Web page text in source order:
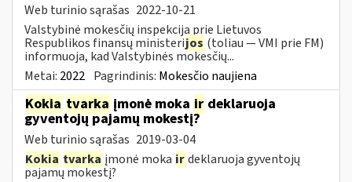
Web turinio sąrašas 2022-10-21
Valstybinė mokesčių inspekcija prie Lietuvos
Respublikos finansų ministerijos (toliau ― VMI prie FM)
informuoja, kad Valstybinės mokesčių...
Metai: 2022 Pagrindinis: Mokesčio naujiena
Kokia tvarka įmonė moka ir deklaruoja
gyventojų pajamų mokestį?
Web turinio sąrašas 2019-03-04
Kokia tvarka įmonė moka irdeklaruoja gyventojų
pajamų mokestį?